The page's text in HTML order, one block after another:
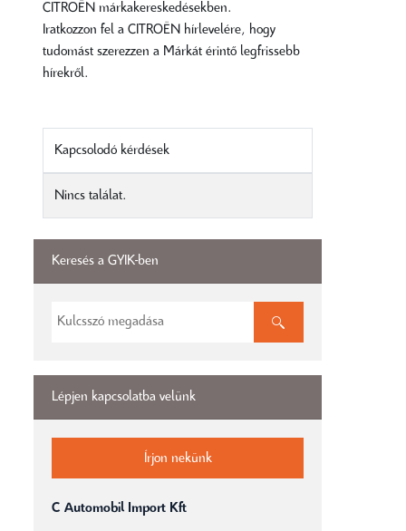
CITROËN márkakereskedésekben.
Iratkozzon fel a CITROËN hírlevelére, hogy
tudomást szerezzen a Márkát érintő legfrissebb
hírekről.
Kapcsolodó kérdések
Nincs találat.
Keresés a GYIK-ben
Lépjen kapcsolatba velünk
Írjon nekünk
C Automobil Import Kft